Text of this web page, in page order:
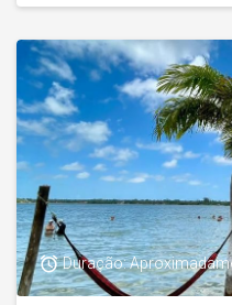
access_alarmDuração: